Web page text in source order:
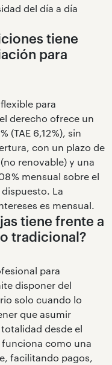
del día a día
tiene
para
para
derecho ofrece un
(TAE 6,12 %), sin
con un plazo de
renovable) y una
% mensual sobre el
La
es mensual.
tiene frente a
tradicional?
para
disponer del
solo cuando lo
que asumir
desde el
como una
facilitando pagos,